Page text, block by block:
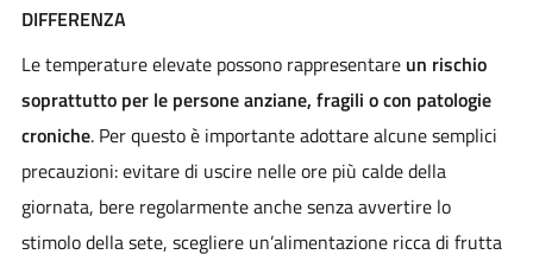
DIFFERENZA
Le temperature elevate possono rappresentare un rischio
soprattutto per le persone anziane, fragili o con patologie
croniche. Per questo è importante adottare alcune semplici
precauzioni: evitare di uscire nelle ore più calde della
giornata, bere regolarmente anche senza avvertire lo
stimolo della sete, scegliere un’alimentazione ricca di frutta